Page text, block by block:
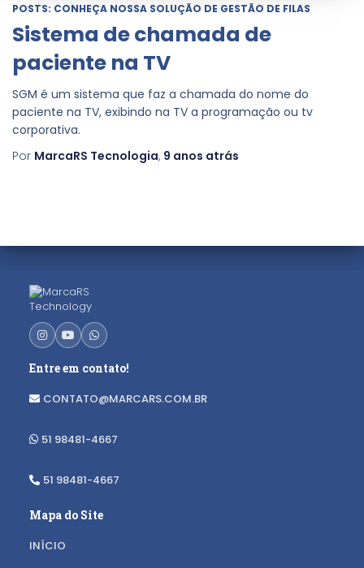
POSTS: CONHEÇA NOSSA SOLUÇÃO DE GESTÃO DE FILAS
Sistema de chamada de
paciente na TV
SGM é um sistema que faz a chamada do nome do
paciente na TV, exibindo na TV a programação ou tv
corporativa.
Por MarcaRS Tecnologia, 9 anos atrás
Entre em contato!
CONTATO@MARCARS.COM.BR
51 98481-4667
51 98481-4667
Mapa do Site
INÍCIO